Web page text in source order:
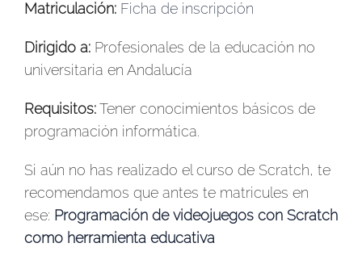
Matriculación: Ficha de inscripción
Dirigido a: Profesionales de la educación no
universitaria en Andalucía
Requisitos:Tener conocimientos básicos de
programación informática.
Si aún no has realizado el curso de Scratch, te
recomendamos que antes te matricules en
ese: Programación de videojuegos con Scratch
como herramienta educativa